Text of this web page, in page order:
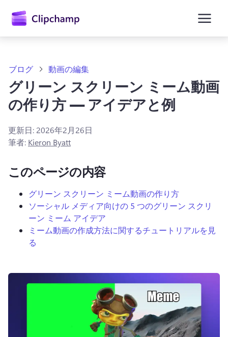
テ
ログイン
ブログ 動画の編集
グリーン スクリーン ミーム動画
の作り方 — アイデアと例
更新日: 2026年2月26日
筆者: Kieron Byatt
このページの内容
グリーン スクリーン ミーム動画の作り方
ソーシャル メディア向けの 5 つのグリーン スクリ
ーン ミーム アイデア
ミーム動画の作成方法に関するチュートリアルを見
る